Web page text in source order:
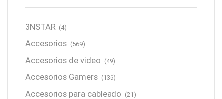
3NSTAR (4)
Accesorios (569)
Accesorios de video (49)
Accesorios Gamers (136)
Accesorios para cableado (21)